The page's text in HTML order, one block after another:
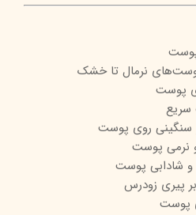
پوست
نرمال تا خشک
پوست
روی پوست
نرمی پوست
شادابی پوست
پیری زودرس
پوست